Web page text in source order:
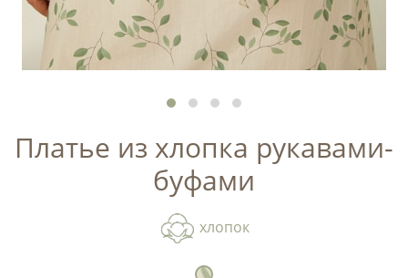
Платье из хлопка рукавами-
буфами
хлопок